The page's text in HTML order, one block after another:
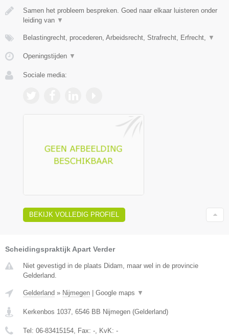
Samen het probleem bespreken. Goed naar elkaar luisteren onder
leiding van ▼
Belastingrecht, procederen, Arbeidsrecht, Strafrecht, Erfrecht, ▼
Openingstijden ▼
Sociale media:
BEKIJK VOLLEDIG PROFIEL
Scheidingspraktijk Apart Verder
Niet gevestigd in de plaats Didam, maar wel in de provincie
Gelderland.
Gelderland » Nijmegen | Google maps ▼
Kerkenbos 1037 6546 BB Nijmegen (Gelderland)
Tel: 06-83415154 , Fax: - , KvK: -